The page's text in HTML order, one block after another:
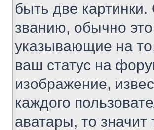
быть две
званию, обычно это
указывающие на
ваш статус на
изображение,
каждого
аватары, то